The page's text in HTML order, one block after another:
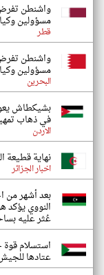
واشنطن
مسؤولين
قطر
واشنطن
مسؤولين
البحرين
بشيكطاش
في ذهاب
الاردن
نهاية قطيعة
اخبار الجزائر
بعد أشهر من
النووي يؤكد
عُثر عليه
استسلام قوة
عتادها